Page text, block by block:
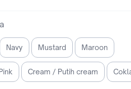
Navy Mustard Maroon
Cream / Putih cream